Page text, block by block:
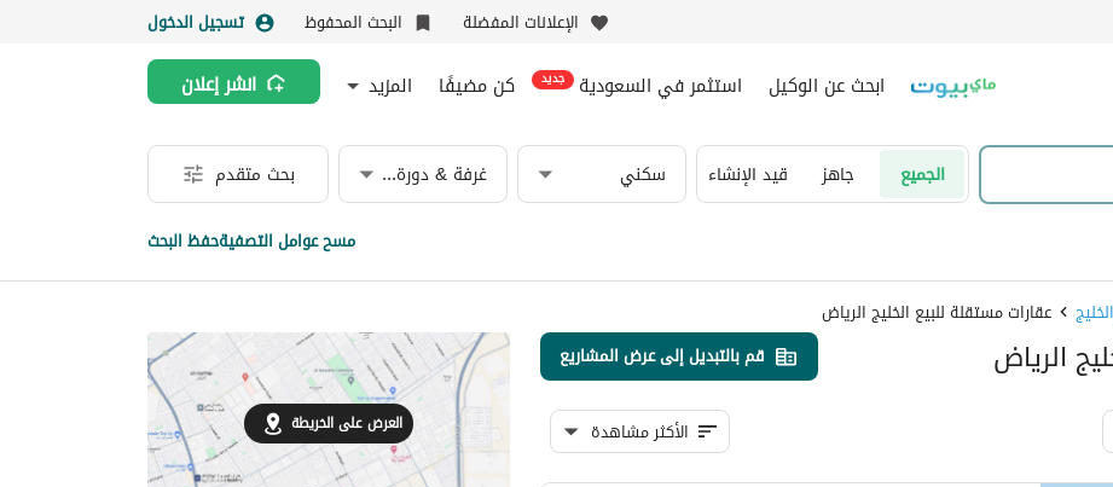
الإعلانات المفضلة البحث المحفوظ تسجيل الدخول
ابحث عن الوكيل استثمر في السعودية جديد كن مضيفًا المزيد انشر إعلان
الجميع جاهز قيد الإنشاء سكني غرفة & دورة مياه بحث متقدم
مسح عوامل التصفيةحفظ البحث
عقارات مستقلة للبيع الخليج الرياض
الرياض قم بالتبديل إلى عرض المشاريع
الأكثر مشاهدة العرض على الخريطة